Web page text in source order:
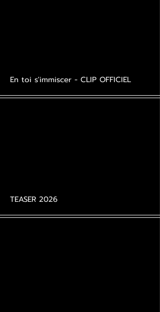
En toi s'immiscer - CLIP OFFICIEL
TEASER 2026